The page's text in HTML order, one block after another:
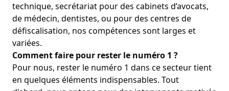
technique, secrétariat pour des cabinets d’avocats,
de médecin, dentistes, ou pour des centres de
défiscalisation, nos compétences sont larges et
variées.
Comment faire pour rester le numéro 1 ?
Pour nous, rester le numéro 1 dans ce secteur tient
en quelques éléments indispensables. Tout